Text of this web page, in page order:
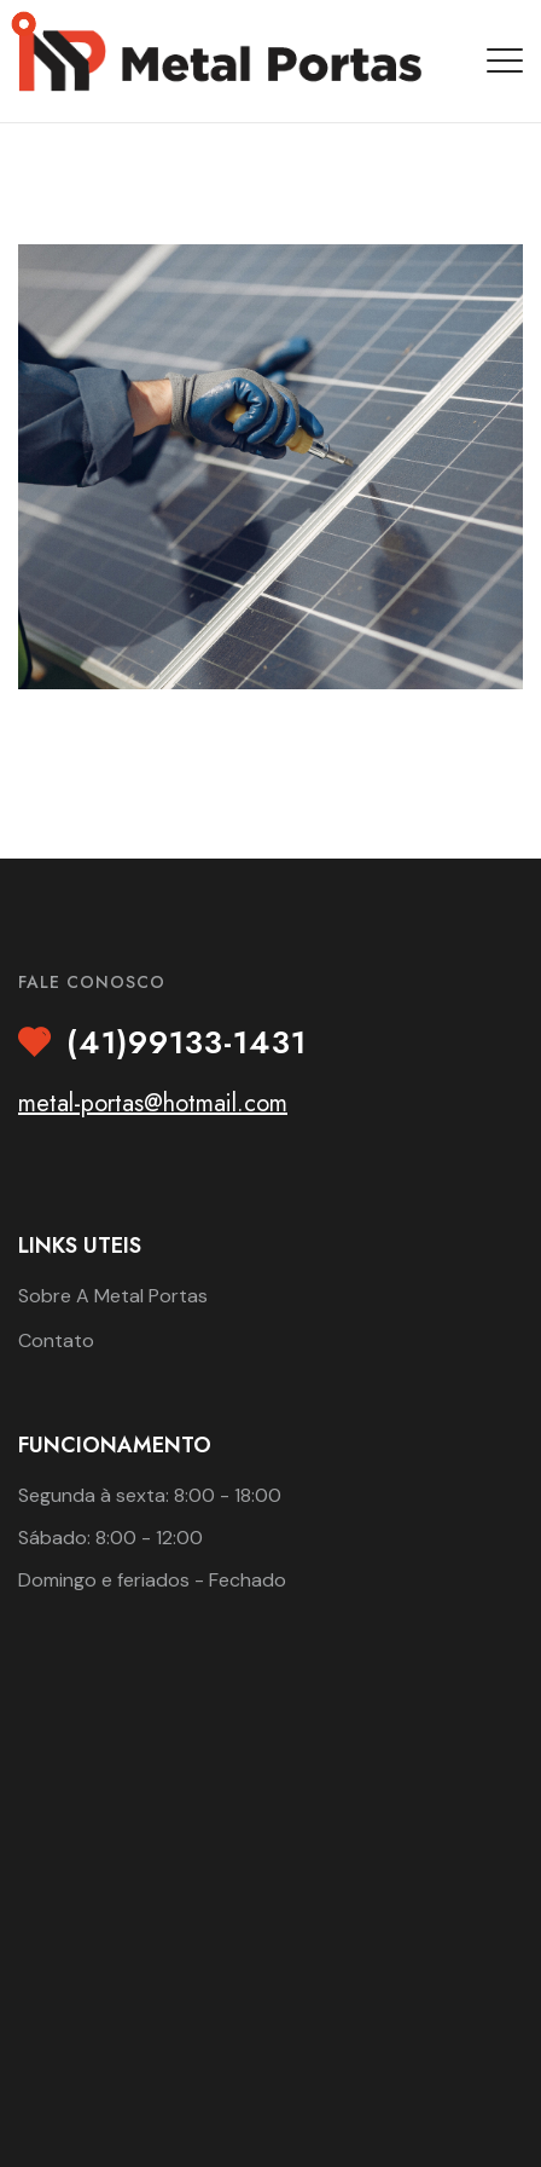
FALE CONOSCO
(41)99133-1431
metal-portas@hotmail.com
LINKS UTEIS
Sobre A Metal Portas
Contato
FUNCIONAMENTO
Segunda à sexta: 8:00 - 18:00
Sábado: 8:00 - 12:00
Domingo e feriados - Fechado